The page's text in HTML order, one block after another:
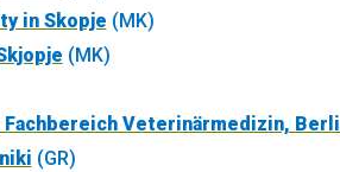
in Skopje (MK)
(MK)
Veterinärmedizin,
(GR)